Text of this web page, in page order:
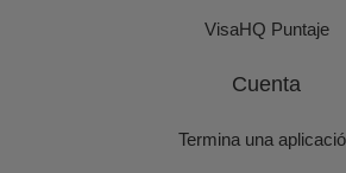
VisaHQ Puntaje
Cuenta
Termina una